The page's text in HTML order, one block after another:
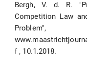
Bergh, V. d. R.
Competition Law
f , 10.1.2018.